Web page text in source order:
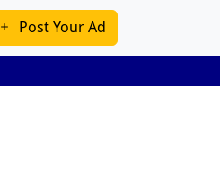
Post Your Ad